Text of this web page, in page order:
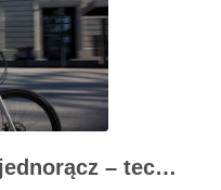
Wiosłowanie hantlem jednorącz – technika, błędy i efekty treningu